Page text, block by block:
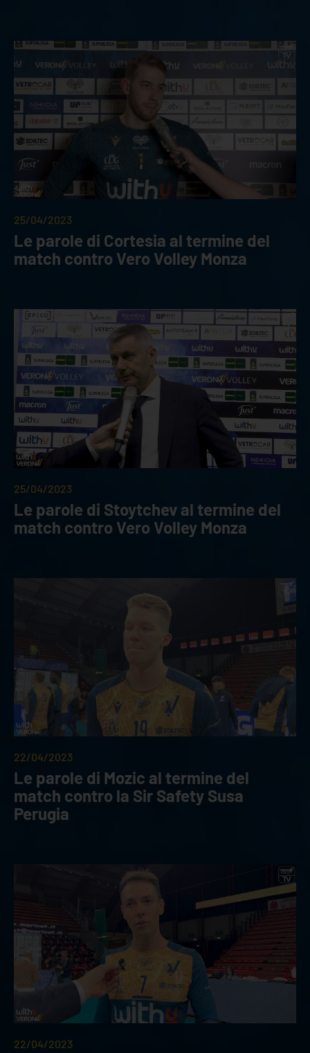
25/04/2023
Le parole di Cortesia al termine del
match contro Vero Volley Monza
25/04/2023
Le parole di Stoytchev al termine del
match contro Vero Volley Monza
22/04/2023
Le parole di Mozic al termine del
match contro la Sir Safety Susa
Perugia
22/04/2023